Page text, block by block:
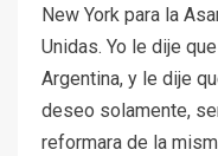
New York para la
Unidas. Yo le dije
Argentina, y le dije
deseo solamente,
reformara de la